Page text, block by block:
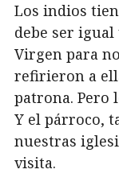
Los indios
debe ser
Virgen para
refirieron a
patrona. Pero
Y el párroco,
nuestras
visita.